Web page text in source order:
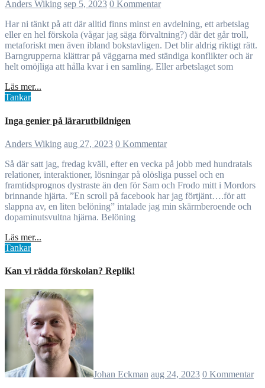
Anders Wiking sep 5, 2023 0 Kommentar
Har ni tänkt på att där alltid finns minst en avdelning, ett arbetslag
eller en hel förskola (vågar jag säga förvaltning?) där det går troll,
metaforiskt men även ibland bokstavligen. Det blir aldrig riktigt rätt.
Barngrupperna klättrar på väggarna med ständiga konflikter och är
helt omöjliga att hålla kvar i en samling. Eller arbetslaget som
Läs mer...
Tankar
Inga genier på lärarutbildnigen
Anders Wiking aug 27, 2023 0 Kommentar
Så där satt jag, fredag kväll, efter en vecka på jobb med hundratals
relationer, interaktioner, lösningar på olösliga pussel och en
framtidsprognos dystraste än den för Sam och Frodo mitt i Mordors
brinnande hjärta. ”En scroll på facebook har jag förtjänt….för att
slappna av, en liten belöning” intalade jag min skärmberoende och
dopaminutsvultna hjärna. Belöning
Läs mer...
Tankar
Kan vi rädda förskolan? Replik!
Johan Eckman aug 24, 2023 0 Kommentar